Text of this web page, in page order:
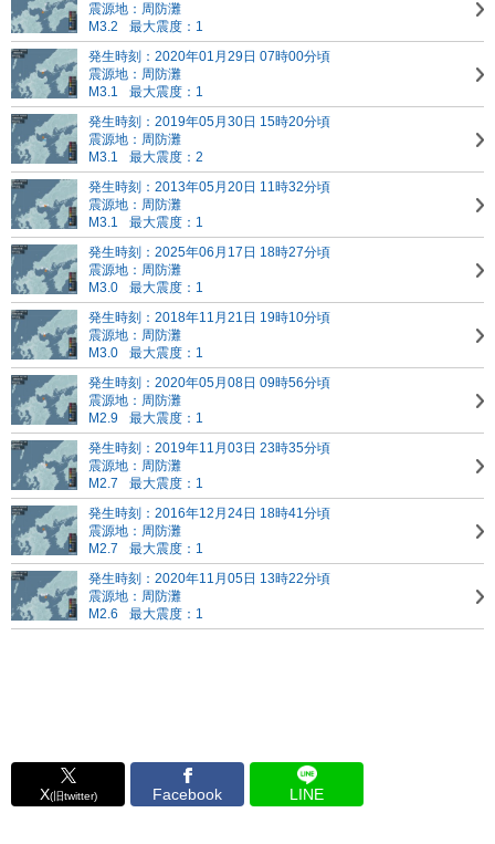
震源地：周防灘
M3.2
最大震度：1
発生時刻：2020年01月29日 07時00分頃
震源地：周防灘
M3.1
最大震度：1
発生時刻：2019年05月30日 15時20分頃
震源地：周防灘
M3.1
最大震度：2
発生時刻：2013年05月20日 11時32分頃
震源地：周防灘
M3.1
最大震度：1
発生時刻：2025年06月17日 18時27分頃
震源地：周防灘
M3.0
最大震度：1
発生時刻：2018年11月21日 19時10分頃
震源地：周防灘
M3.0
最大震度：1
発生時刻：2020年05月08日 09時56分頃
震源地：周防灘
M2.9
最大震度：1
発生時刻：2019年11月03日 23時35分頃
震源地：周防灘
M2.7
最大震度：1
発生時刻：2016年12月24日 18時41分頃
震源地：周防灘
M2.7
最大震度：1
発生時刻：2020年11月05日 13時22分頃
震源地：周防灘
M2.6
最大震度：1
X(旧twitter) Facebook LINE